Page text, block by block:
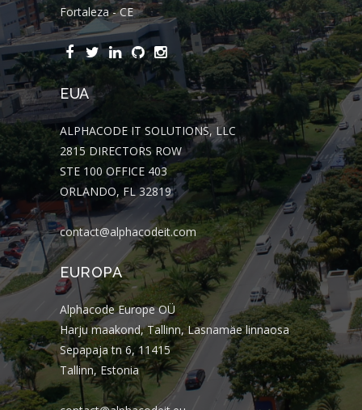
Fortaleza - CE
EUA
ALPHACODE IT SOLUTIONS, LLC
2815 DIRECTORS ROW
STE 100 OFFICE 403
ORLANDO, FL 32819
contact@alphacodeit.com
EUROPA
Alphacode Europe OÜ
Harju maakond, Tallinn, Lasnamäe linnaosa
Sepapaja tn 6, 11415
Tallinn, Estonia